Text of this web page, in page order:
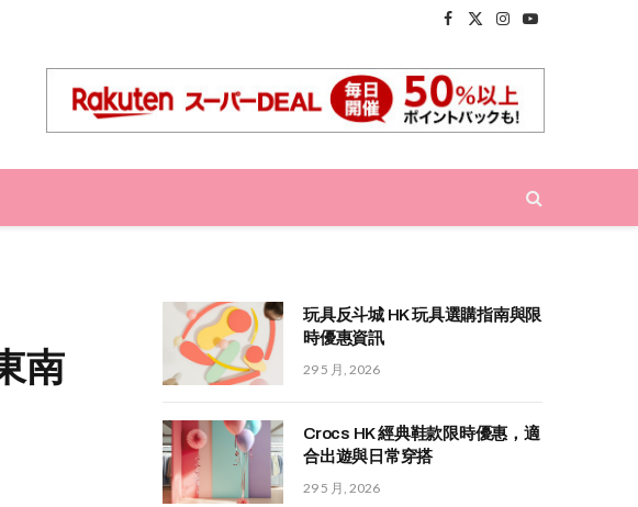
Facebook
X
Instagram
YouTube
南
玩具反斗城 HK 玩具選購指南與限
時優惠資訊
29 5 月, 2026
Crocs HK 經典鞋款限時優惠，適
合出遊與日常穿搭
29 5 月, 2026